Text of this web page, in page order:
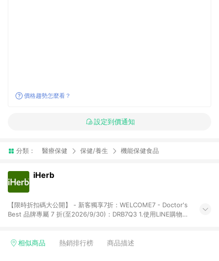
價格趨勢怎麼看？
設定到價通知
分類： 醫療保健 保健/養生 機能保健食品
iHerb
【限時折扣碼大公開】 - 新客獨享7折：WELCOME7 - Doctor's
Best 品牌專屬 7 折(至2026/9/30)：DRB7Q3 1.使用LINE購物下
物頁面上提供的折扣碼，則不符合LINE POINTS 回饋資格（官方
相似商品 熱銷排行榜 商品描述